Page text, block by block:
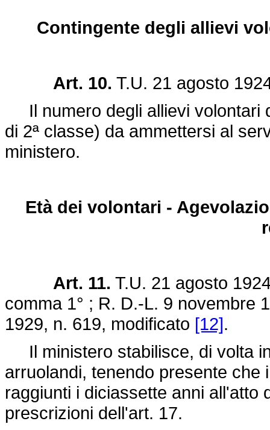
Contingente degli allievi
Art. 10. T.U. 21 agosto
Il numero degli allievi volontari
di 2ª classe) da ammettersi al
ministero.
Età dei volontari -
Art. 11. T.U. 21 agosto
comma 1° ; R. D.-L. 9 novembre
1929, n. 619, modificato [12].
Il ministero stabilisce, di volta
arruolandi, tenendo presente
raggiunti i diciassette anni all'atto
prescrizioni dell'art. 17.